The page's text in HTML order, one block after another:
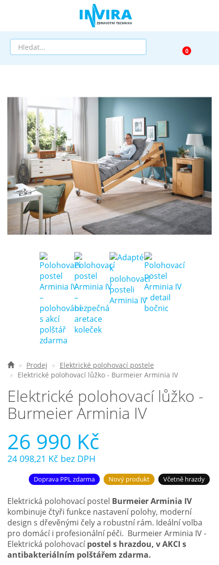
Půjčovna
Pomůcky dle zaměření
Pomůcky dle diagnózy
Výprodej
AKCE a SLEVY
Doprava a služby
Kontakt
Prodej
Elektrické polohovací postele
Elektrické polohovací lůžko - Burmeier Arminia IV
Elektrické polohovací lůžko -
Burmeier Arminia IV
26 990 Kč
24 098,21 Kč bez DPH
Doprava PPL zdarma Nový produkt Včetně hrazdy
Elektrická polohovací postel Burmeier Arminia IV
kombinuje čtyři funkce nastavení polohy, moderní
design s dřevěnými čely a robustní rám. Ideální volba
pro domácí i profesionální péči. Burmeier Arminia IV -
Elektrická polohovacípostel s hrazdou, v AKCI s
antibakteriálním polštářem zdarma.